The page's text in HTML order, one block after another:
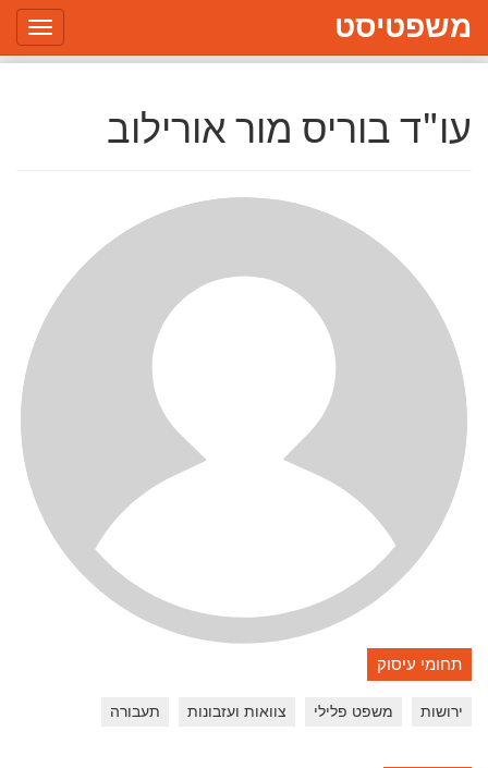
משפטיסט
עו"ד בוריס מור אורילוב
תחומי עיסוק
ירושות משפט פלילי צוואות ועזבונות תעבורה